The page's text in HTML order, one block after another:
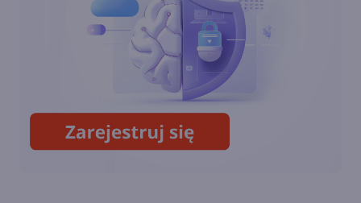
Microsoft i Canonical
wprowadzają natywne
wsparcie dla .NET na Linuksie